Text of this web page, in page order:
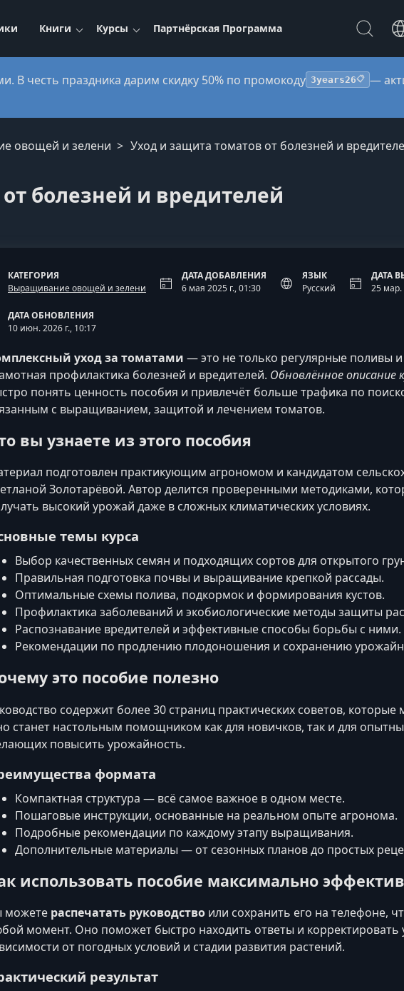
Книги Курсы Партнёрская Программа
В честь праздника дарим скидку 50% по промокоду 3years26📋 —
овощей и зелени Уход и защита томатов от болезней и
болезней и вредителей
КАТЕГОРИЯ
Выращивание овощей и зелени
ДАТА ДОБАВЛЕНИЯ
6 мая 2025 г., 01:30
ЯЗЫК
Русский
ДАТА
25 мар.
ДАТА ОБНОВЛЕНИЯ
10 июн. 2026 г., 10:17
уход за томатами — это не только регулярные поливы
профилактика болезней и вредителей. Обновлённое описание
понять ценность пособия и привлечёт больше трафика по
с выращиванием, защитой и лечением томатов.
вы узнаете из этого пособия
подготовлен практикующим агрономом и кандидатом
Золотарёвой. Автор делится проверенными методиками,
высокий урожай даже в сложных климатических условиях.
темы курса
Выбор качественных семян и подходящих сортов для открытого
Правильная подготовка почвы и выращивание крепкой рассады.
Оптимальные схемы полива, подкормок и формирования кустов.
Профилактика заболеваний и экобиологические методы защиты
Распознавание вредителей и эффективные способы борьбы с ними.
Рекомендации по продлению плодоношения и сохранению
это пособие полезно
содержит более 30 страниц практических советов,
станет настольным помощником как для новичков, так и для
повысить урожайность.
формата
Компактная структура — всё самое важное в одном месте.
Пошаговые инструкции, основанные на реальном опыте агронома.
Подробные рекомендации по каждому этапу выращивания.
Дополнительные материалы — от сезонных планов до простых
использовать пособие максимально
можете распечатать руководство или сохранить его на телефоне,
момент. Оно поможет быстро находить ответы и корректировать
от погодных условий и стадии развития растений.
результат